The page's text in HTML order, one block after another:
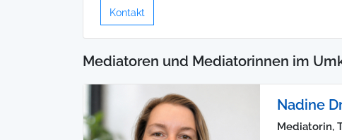
Kontakt
Mediatoren und Mediatorinnen im
Nadine
Mediatorin,